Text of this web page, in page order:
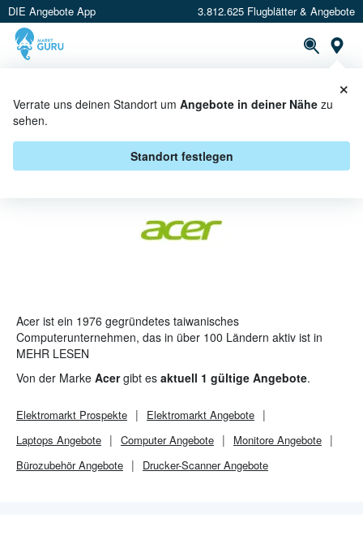
DIE Angebote App 3.812.625 Flugblätter & Angebote
Verrate uns deinen Standort um Angebote in deiner Nähe zu
sehen.
Standort festlegen
×
ACER ANGEBOTE & AKTIONEN
Acer ist ein 1976 gegründetes taiwanisches
Computerunternehmen, das in über 100 Ländern aktiv ist in
Sachen Marketing, Betrieb und Service. Zu den hergestellten
Produkten zählt alles rund um Computer und Computertechnik
inklusive Zubehör und Wearables.
MEHR LESEN
Von der Marke Acergibt es aktuell 1 gültige Angebote.
Elektromarkt Prospekte Elektromarkt Angebote
Laptops Angebote
Computer Angebote
Monitore Angebote
Bürozubehör Angebote
Drucker-Scanner Angebote